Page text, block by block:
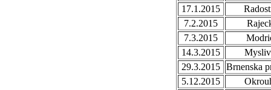
17.1.2015
7.2.2015
7.3.2015
14.3.2015
29.3.2015 Brnenska
5.12.2015